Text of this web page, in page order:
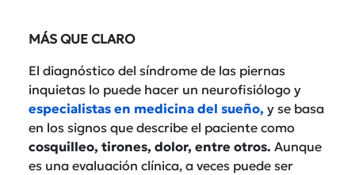
MÁS QUE CLARO
El diagnóstico del síndrome de las piernas
inquietas lo puede hacer un neurofisiólogo y
especialistas en medicina del sueño, y se basa
en los signos que describe el paciente como
cosquilleo, tirones, dolor, entre otros. Aunque
es una evaluación clínica, a veces puede ser